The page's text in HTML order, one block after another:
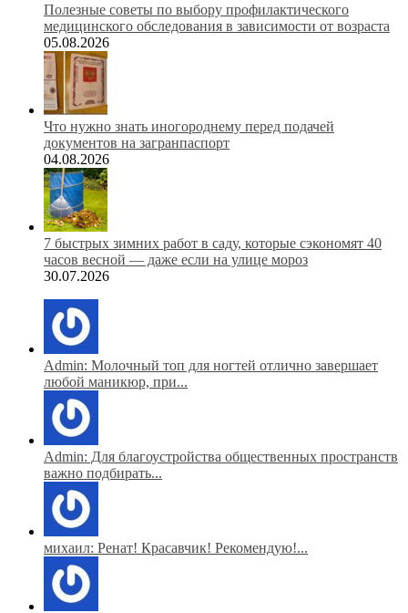
Полезные советы по выбору профилактического
медицинского обследования в зависимости от возраста
05.08.2026
Что нужно знать иногороднему перед подачей
документов на загранпаспорт
04.08.2026
7 быстрых зимних работ в саду, которые сэкономят 40
часов весной — даже если на улице мороз
30.07.2026
Admin: Молочный топ для ногтей отлично завершает
любой маникюр, при...
Admin: Для благоустройства общественных пространств
важно подбирать...
михаил: Ренат! Красавчик! Рекомендую!...